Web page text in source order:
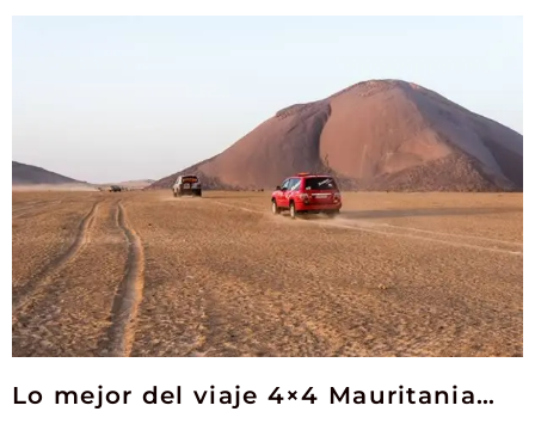
Lo mejor del viaje 4×4 Mauritania…